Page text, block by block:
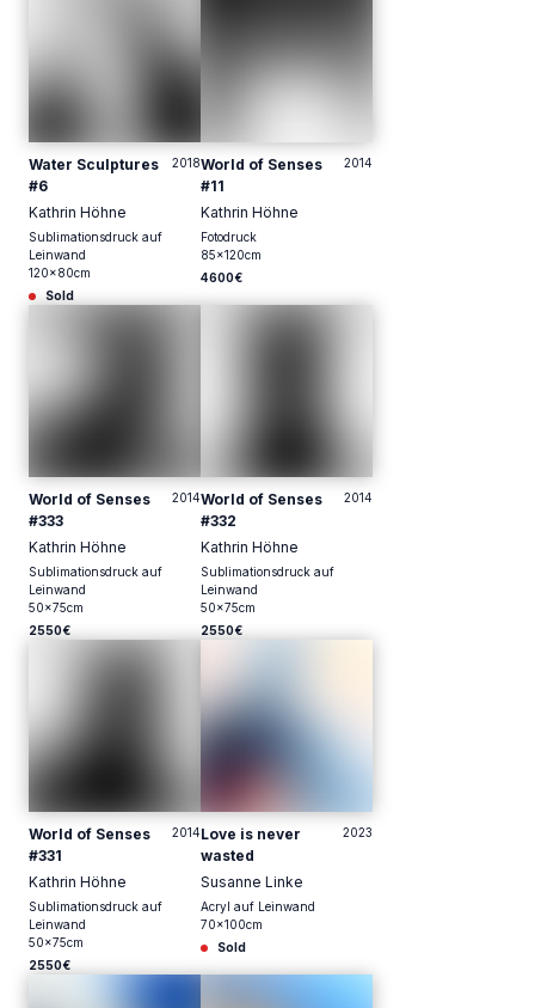
Water Sculptures
#6
2018
Kathrin Höhne
Sublimationsdruck auf
Leinwand
120x80cm
Sold
World of Senses
#11
2014
Kathrin Höhne
Fotodruck
85x120cm
4600€
World of Senses
#333
2014
Kathrin Höhne
Sublimationsdruck auf
Leinwand
50x75cm
2550€
World of Senses
#332
2014
Kathrin Höhne
Sublimationsdruck auf
Leinwand
50x75cm
2550€
World of Senses
#331
2014
Kathrin Höhne
Sublimationsdruck auf
Leinwand
50x75cm
2550€
Love is never
wasted
2023
Susanne Linke
Acryl auf Leinwand
70x100cm
Sold